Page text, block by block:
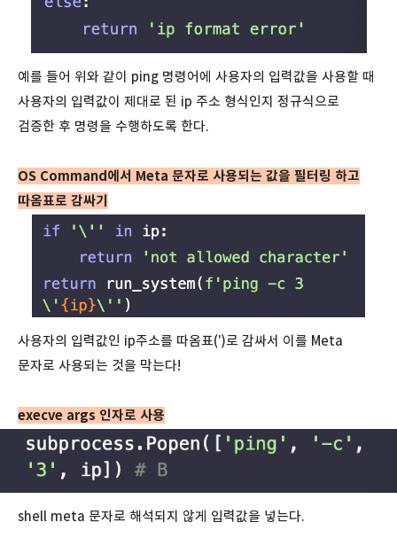
예를 들어 위와 같이 ping 명령어에 사용자의 입력값을 사용할 때
사용자의 입력값이 제대로 된 ip 주소 형식인지 정규식으로
검증한 후 명령을 수행하도록 한다.
OS Command에서 Meta 문자로 사용되는 값을 필터링 하고
따옴표로 감싸기
사용자의 입력값인 ip주소를 따옴표(')로 감싸서 이를 Meta
문자로 사용되는 것을 막는다!
execve args 인자로 사용
shell meta 문자로 해석되지 않게 입력값을 넣는다.